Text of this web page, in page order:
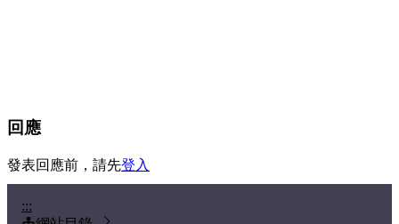
回應
發表回應前，請先登入
:::